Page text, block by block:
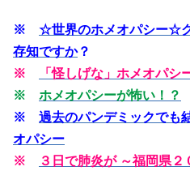
※ ☆世界のホメオパシー☆
存知ですか？
※
「怪しげな」ホメオパシ
※ ホメオパシーが怖い！？
※ 過去のパンデミックでも
オパシー
※
３日で肺炎が ～福岡県２